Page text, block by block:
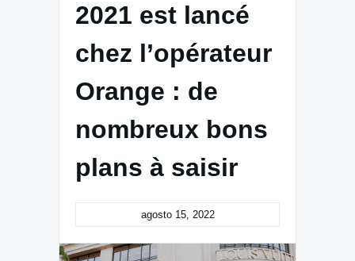
2021 est lancé
chez l’opérateur
Orange : de
nombreux bons
plans à saisir
agosto 15, 2022